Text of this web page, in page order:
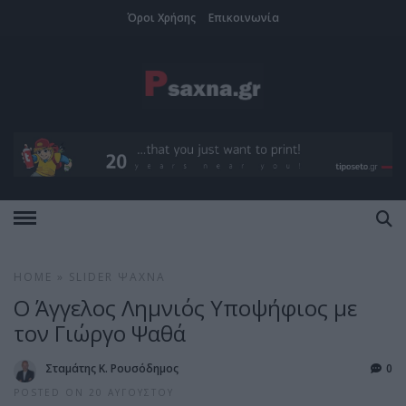
Όροι Χρήσης Επικοινωνία
HOME SLIDER ΨΑΧΝΆ
Ο Άγγελος Λημνιός Υποψήφιος με
τον Γιώργο Ψαθά
Σταμάτης Κ. Ρουσόδημος
POSTED ON 20 ΑΥΓΟΎΣΤΟΥ
0